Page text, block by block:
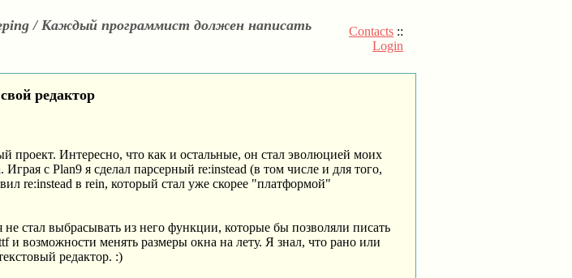
/ Каждый программист должен написать
Contacts ::
Login
редактор
проект. Интересно, что как и остальные, он стал эволюцией моих
с Plan9 я сделал парсерный re:instead (в том числе и для того,
re:instead в rein, который стал уже скорее "платформой"
стал выбрасывать из него функции, которые бы позволяли писать
менять размеры окна на лету. Я знал, что рано или
редактор. :)